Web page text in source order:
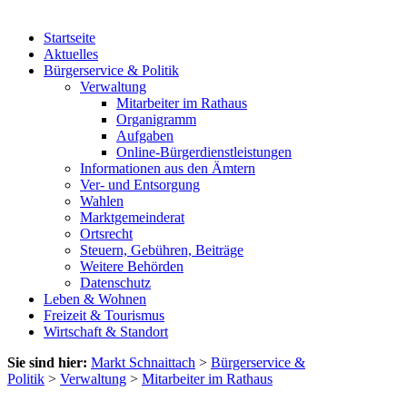
Startseite
Aktuelles
Bürgerservice & Politik
Verwaltung
Mitarbeiter im Rathaus
Organigramm
Aufgaben
Online-Bürgerdienstleistungen
Informationen aus den Ämtern
Ver- und Entsorgung
Wahlen
Marktgemeinderat
Ortsrecht
Steuern, Gebühren, Beiträge
Weitere Behörden
Datenschutz
Leben & Wohnen
Freizeit & Tourismus
Wirtschaft & Standort
Sie sind hier: Markt Schnaittach > Bürgerservice &
Politik > Verwaltung > Mitarbeiter im Rathaus